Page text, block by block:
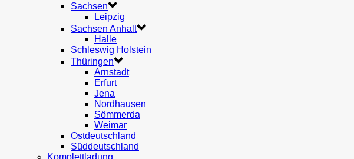
Sachsen
Leipzig
Sachsen Anhalt
Halle
Schleswig Holstein
Thüringen
Arnstadt
Erfurt
Jena
Nordhausen
Sömmerda
Weimar
Ostdeutschland
Süddeutschland
Komplettladung